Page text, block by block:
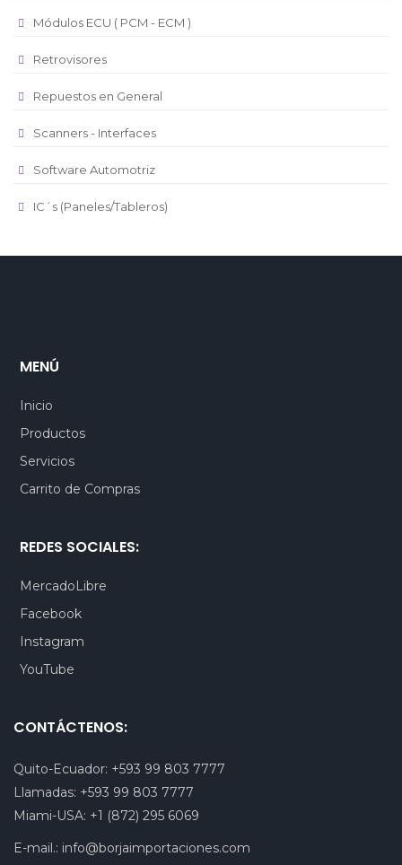
Módulos ECU ( PCM - ECM )
Retrovisores
Repuestos en General
Scanners - Interfaces
Software Automotriz
IC´s (Paneles/Tableros)
MENÚ
Inicio
Productos
Servicios
Carrito de Compras
REDES SOCIALES:
MercadoLibre
Facebook
Instagram
YouTube
CONTÁCTENOS:
Quito-Ecuador: +593 99 803 7777
Llamadas: +593 99 803 7777
Miami-USA: +1 (872) 295 6069
E-mail.: info@borjaimportaciones.com